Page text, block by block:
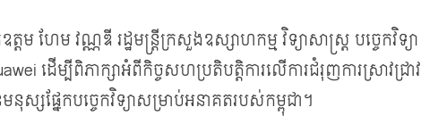
ម ហែម វណ្ណឌី រដ្ឋមន្ត្រីក្រសួងឧស្សាហកម្ម វិទ្យាសាស្ត្រ បច្ចេកវិទ្យា
ដើម្បីពិភាក្សាអំពីកិច្ចសហប្រតិបត្តិការលើការជំរុញការស្រាវជ្រាវ
សផ្នែកបច្ចេកវិទ្យាសម្រាប់អនាគតរបស់កម្ពុជា។